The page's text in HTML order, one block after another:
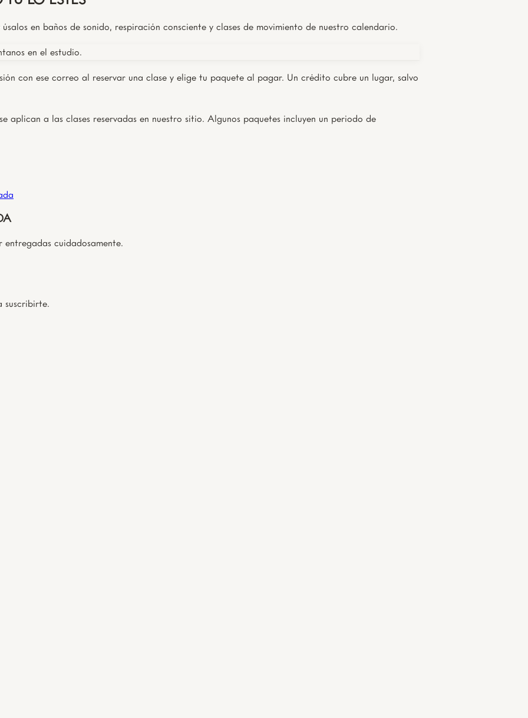
en baños de sonido, respiración consciente y clases de movimiento de nuestro calendario.
en el estudio.
con ese correo al reservar una clase y elige tu paquete al pagar. Un crédito cubre un lugar, salvo
aplican a las clases reservadas en nuestro sitio. Algunos paquetes incluyen un periodo de
entregadas cuidadosamente.
suscribirte.